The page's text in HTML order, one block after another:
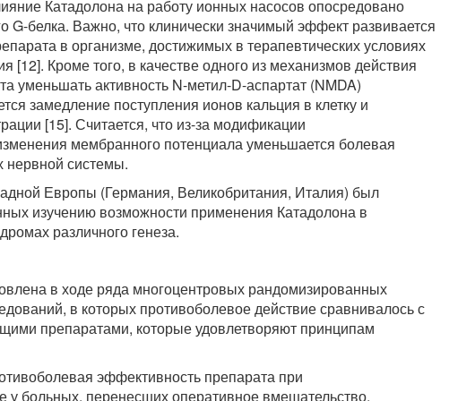
Катадолона на работу ионных насосов опосредовано
G-белка. Важно, что клинически значимый эффект развивается
в организме, достижимых в терапевтических условиях
[12]. Кроме того, в качестве одного из механизмов действия
уменьшать активность N-метил-D-аспартат (NMDA)
замедление поступления ионов кальция в клетку и
[15]. Считается, что из-за модификации
мембранного потенциала уменьшается болевая
нервной системы.
Европы (Германия, Великобритания, Италия) был
изучению возможности применения Катадолона в
различного генеза.
в ходе ряда многоцентровых рандомизированных
в которых противоболевое действие сравнивалось с
препаратами, которые удовлетворяют принципам
эффективность препарата при
у больных, перенесших оперативное вмешательство,